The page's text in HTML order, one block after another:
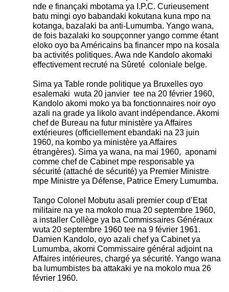
nde e finançaki mbotama ya I.P.C. Curieusement
batu mingi oyo babandaki kokutana kuna mpo na
kotanga, bazalaki ba anti-Lumumba. Yango wana,
de fois bazalaki ko soupçonner yango comme étant
eloko oyo ba Américains ba financer mpo na kosala
ba activités politiques. Awa nde Kandolo akomaki
effectivement recruté na Sûreté coloniale belge.
Sima ya Table ronde politique ya Bruxelles oyo
esalemaki wuta 20 janvier tee na 20 février 1960,
Kandolo akomi moko ya ba fonctionnaires noir oyo
azali na grade ya likolo avant indépendance. Akomi
chef de Bureau na futur ministère ya Affaires
extérieures (officiellement ebandaki na 23 juin
1960, na kombo ya ministère ya Affaires
étrangères). Sima ya wana, na mai 1960, aponami
comme chef de Cabinet mpe responsable ya
sécurité (attaché de sécurité) ya Premier Ministre
mpe Ministre ya Défense, Patrice Emery Lumumba.
Tango Colonel Mobutu asali premier coup d’Etat
militaire na ye na mokolo mua 20 septembre 1960,
a installer Collège ya ba Commissaires Généraux
wuta 20 septembre 1960 tee na 9 février 1961.
Damien Kandolo, oyo azali chef ya Cabinet ya
Lumumba, akomi Commissaire général adjoint na
Affaires intérieures, chargé ya sécurité. Yango wana
ba lumumbistes ba attakaki ye na mokolo mua 26
février 1960.